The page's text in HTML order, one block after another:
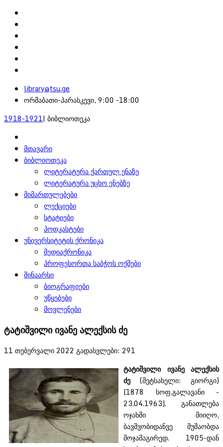
library@tsu.ge
ორშაბათი-პარასკევი, 9:00 -18:00
1918-1921| ბიბლიოთეკა
მთავარი
ბიბლიოთეკა
ლიტერატურა ქართულ ენაზე
ლიტერატურა უცხო ენებზე
მიმართულებები
ლექციები
სტატიები
პოდკასტები
უნივერსიტეტის ქრონიკა
მედიაქრონიკა
პროფესორთა საბჭოს ოქმები
შინაარსი
ბიოგრაფიები
უწყებები
მოვლენები
ტატიშვილი ივანე ალექსის ძე
11 თებერვალი 2022 გადასვლები: 291
ტატიშვილი ივანე ალექსის
ძე (მეტსახელი: გიორგი)
[1878 სოფ.გალავანი -
23.04.1963]. განათლება
ოჯახში მიიღო,
ბავშვობიდანვე მუშაობდა
მოჯამაგირედ. 1905-დან